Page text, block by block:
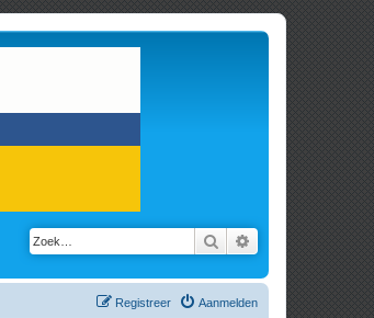
Zoek Uitgebreid zoeken
Aanmelden
Registreer